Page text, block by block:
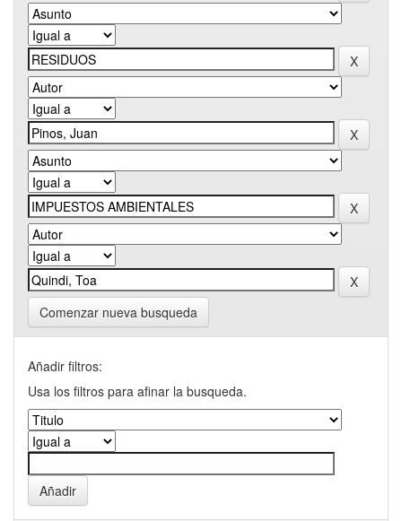
Comenzar nueva busqueda
Añadir filtros:
Usa los filtros para afinar la busqueda.